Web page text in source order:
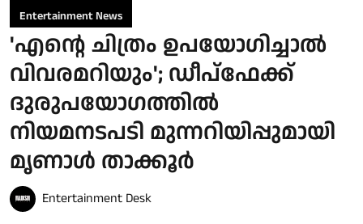
Entertainment News
'എന്റെ ചിത്രം ഉപയോഗിച്ചാൽ
വിവരമറിയും'; ഡീപ്‌ഫേക്ക്
ദുരുപയോഗത്തിൽ
നിയമനടപടി മുന്നറിയിപ്പുമായി
മൃണാൾ താക്കൂർ
Entertainment Desk